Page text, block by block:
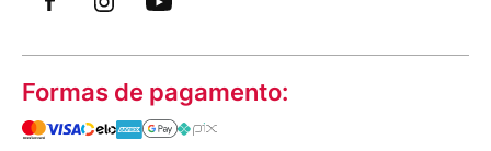
Formas de pagamento: